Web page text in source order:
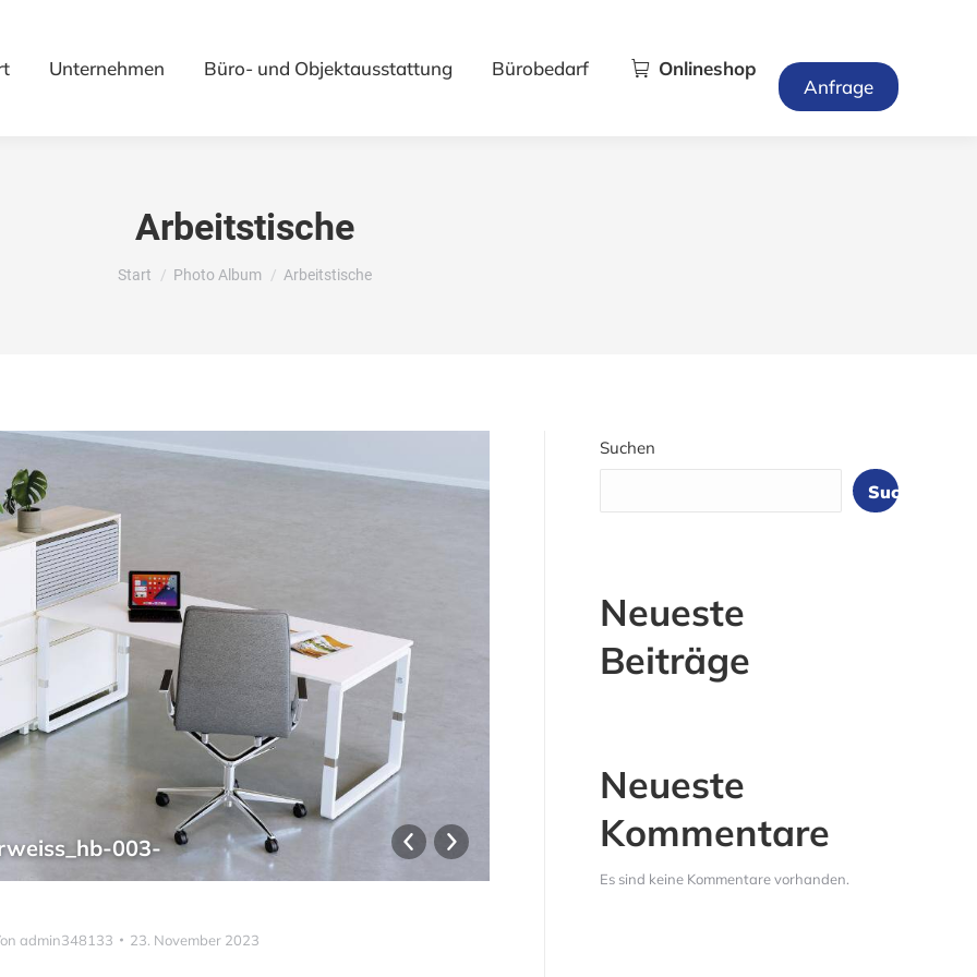
Unternehmen Büro- und Objektausstattung Bürobedarf Onlineshop
Anfrage
Arbeitstische
Sie befinden sich hier:
Start Photo Album Arbeitstische
003- schreibtisch_pensum-
admin348133 23. November 2023
Suchen
Suchen
Neueste
Beiträge
Neueste
Kommentare
Es sind keine Kommentare vorhanden.